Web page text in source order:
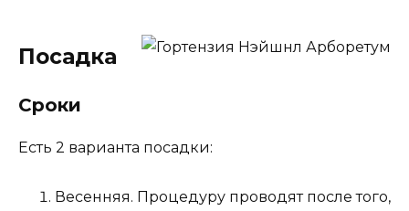
Посадка
Сроки
Есть 2 варианта посадки:
Весенняя. Процедуру проводят после того,